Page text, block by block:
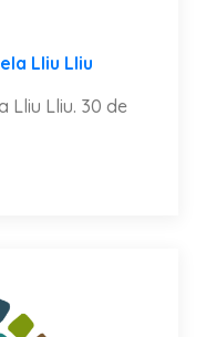
Lliu Lliu
Lliu Lliu. 30 de